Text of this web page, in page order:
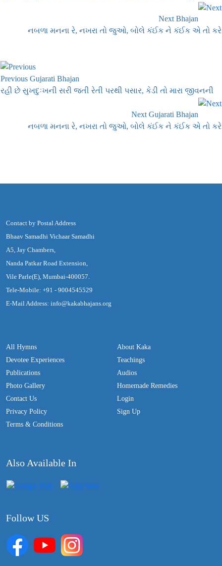
Next Bhajan
નબળા મનના રે, નખરા તો જુઓ, બોલે કંઈક ને કંઈક એ તો કરે
Previous Gujarati Bhajan
રહી છે સુખદુઃખની સરી જતી રેતી પરથી પસાર, કેડી તો મારા જીવનની
Next Gujarati Bhajan
નબળા મનના રે, નખરા તો જુઓ, બોલે કંઈક ને કંઈક એ તો કરે
Contact by Postal Address
Bhaav Samadhi Vichaar Samadhi
A5, Jay Chambers,
Nanda Patkar Road Extension,
Vile Parle(E), Mumbai-400057.
Tele-Mobile: +91 - 9004545529
E-Mail Address: info@kakabhajans.org
All Hymns
Devotee Experiences
Publications
Photo Gallery
Contact Us
Privacy Policy
Terms & Conditions
About Kaka
Teachings
Audios
Homemade Remedies
Login
Sign Up
Also Available In
Follow US